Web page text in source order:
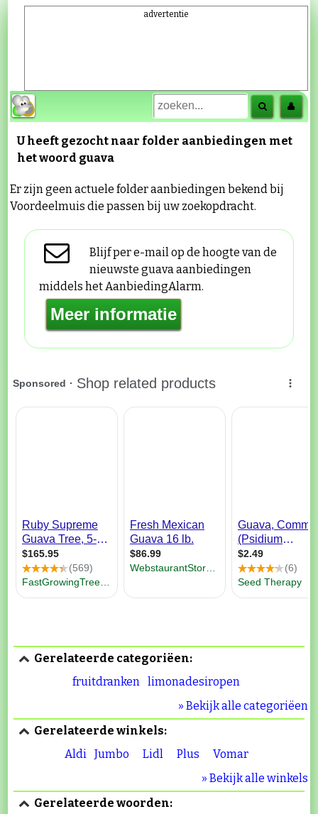
advertentie
U heeft gezocht naar folder aanbiedingen met
het woord guava
Er zijn geen actuele folder aanbiedingen bekend bij
Voordeelmuis die passen bij uw zoekopdracht.
Blijf per e-mail op de hoogte van de
nieuwste guava aanbiedingen
middels het AanbiedingAlarm.
Gerelateerde categoriëen:
fruitdranken limonadesiropen
» Bekijk alle categoriëen
Gerelateerde winkels:
Aldi
Jumbo Lidl Plus
Vomar
» Bekijk alle winkels
Gerelateerde woorden: